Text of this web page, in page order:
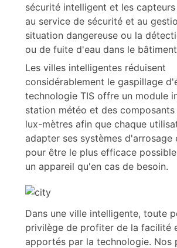
sécurité intelligent et les capteurs
au service de sécurité et au
situation dangereuse ou la
ou de fuite d'eau dans le
Les villes intelligentes réduisent
considérablement le gaspillage
technologie TIS offre un module
station météo et des composants
lux-mètres afin que chaque
adapter ses systèmes d'arrosage
pour être le plus efficace
un appareil qu'en cas de besoin.
Dans une ville intelligente, toute
privilège de profiter de la facilité
apportés par la technologie. Nos